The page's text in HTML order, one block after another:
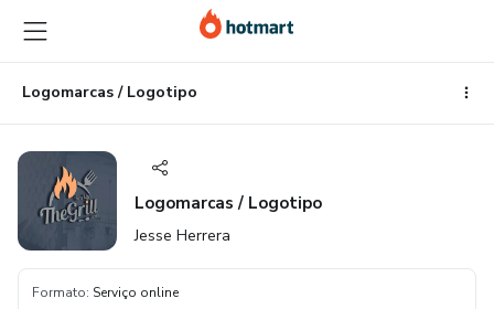
para
o
conteúdo
principal
para
o
pagamento
para
o
rodapé
Logomarcas / Logotipo
Logomarcas / Logotipo
Jesse Herrera
Formato: Serviço online